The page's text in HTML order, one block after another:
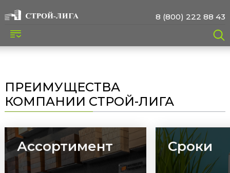
8 (800) 222 88 43
ПРЕИМУЩЕСТВА
КОМПАНИИ СТРОЙ-ЛИГА
Ассортимент Сроки